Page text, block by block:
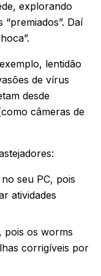
explorando
Daí
lentidão
de vírus
desde
câmeras de
seu PC, pois
atividades
pois os worms
corrigíveis por